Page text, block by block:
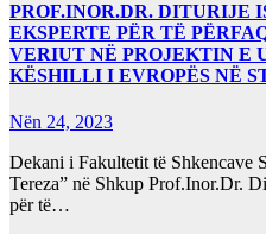
PROF.INOR.DR. DITURIJE
EKSPERTE PËR TË
VERIUT NË PROJEKTIN E
KËSHILLI I EVROPËS NË
Nën 24, 2023
Dekani i Fakultetit të Shkencave
Tereza” në Shkup Prof.Inor.Dr.
për të…